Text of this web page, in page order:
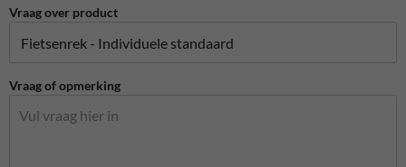
Vraag over product
Vraag of opmerking